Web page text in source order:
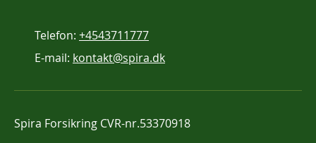
Telefon: +4543711777
E-mail: kontakt@spira.dk
Spira Forsikring CVR-nr.53370918